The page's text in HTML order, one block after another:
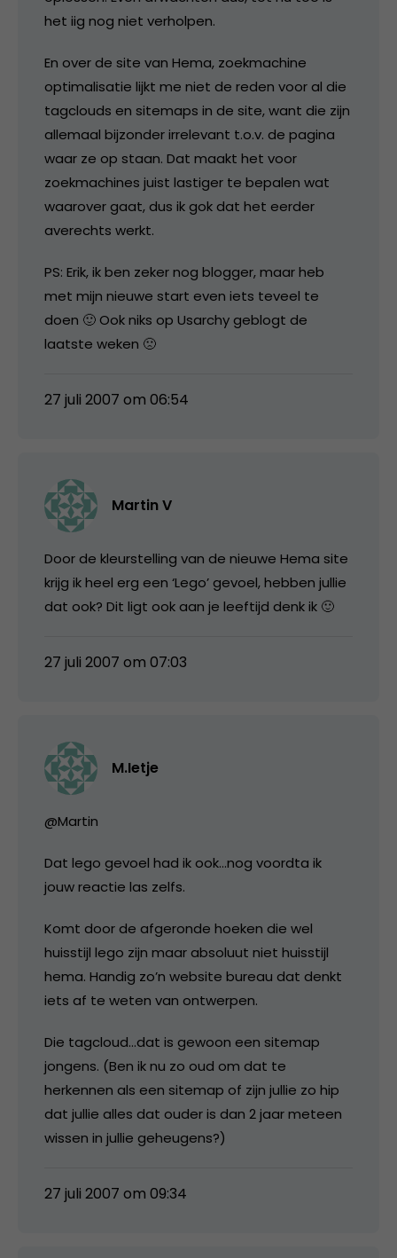
het iig nog niet verholpen.
En over de site van Hema, zoekmachine
optimalisatie lijkt me niet de reden voor al die
tagclouds en sitemaps in de site, want die zijn
allemaal bijzonder irrelevant t.o.v. de pagina
waar ze op staan. Dat maakt het voor
zoekmachines juist lastiger te bepalen wat
waarover gaat, dus ik gok dat het eerder
averechts werkt.
PS: Erik, ik ben zeker nog blogger, maar heb
met mijn nieuwe start even iets teveel te
doen 🙂 Ook niks op Usarchy geblogt de
laatste weken 🙁
27 juli 2007 om 06:54
Martin V
Door de kleurstelling van de nieuwe Hema site
krijg ik heel erg een ‘Lego’ gevoel, hebben jullie
dat ook? Dit ligt ook aan je leeftijd denk ik 🙂
27 juli 2007 om 07:03
M.Ietje
@Martin
Dat lego gevoel had ik ook…nog voordta ik
jouw reactie las zelfs.
Komt door de afgeronde hoeken die wel
huisstijl lego zijn maar absoluut niet huisstijl
hema. Handig zo’n website bureau dat denkt
iets af te weten van ontwerpen.
Die tagcloud…dat is gewoon een sitemap
jongens. (Ben ik nu zo oud om dat te
herkennen als een sitemap of zijn jullie zo hip
dat jullie alles dat ouder is dan 2 jaar meteen
wissen in jullie geheugens?)
27 juli 2007 om 09:34